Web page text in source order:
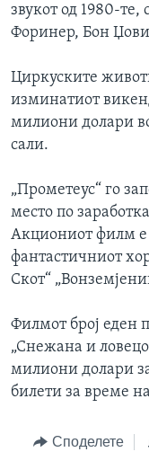
звукот од 1980-
Форинер, Бон
Циркуските
изминатиот
милиони долари
сали.
„Прометеус“ го
место по
Акциониот филм е
фантастичниот
Скот“
Филмот број еден
„Снежана и
милиони долари
билети за време
Споделете